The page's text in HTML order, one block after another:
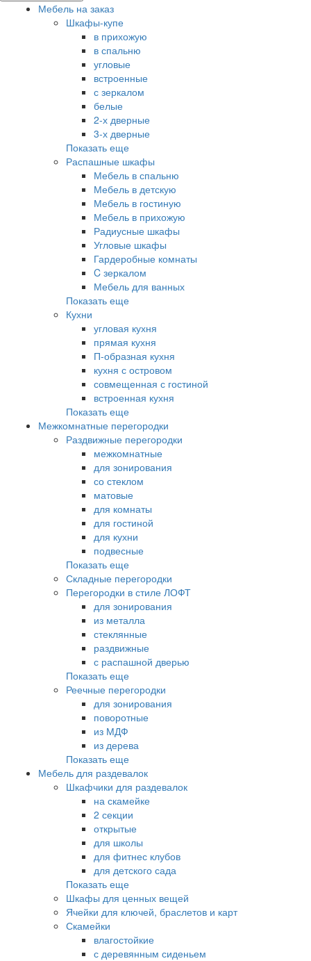
Мебель на заказ
Шкафы-купе
в прихожую
в спальню
угловые
встроенные
с зеркалом
белые
2-х дверные
3-х дверные
Показать еще
Распашные шкафы
Мебель в спальню
Мебель в детскую
Мебель в гостиную
Мебель в прихожую
Радиусные шкафы
Угловые шкафы
Гардеробные комнаты
C зеркалом
Мебель для ванных
Показать еще
Кухни
угловая кухня
прямая кухня
П-образная кухня
кухня с островом
совмещенная с гостиной
встроенная кухня
Показать еще
Межкомнатные перегородки
Раздвижные перегородки
межкомнатные
для зонирования
со стеклом
матовые
для комнаты
для гостиной
для кухни
подвесные
Показать еще
Складные перегородки
Перегородки в стиле ЛОФТ
для зонирования
из металла
стеклянные
раздвижные
с распашной дверью
Показать еще
Реечные перегородки
для зонирования
поворотные
из МДФ
из дерева
Показать еще
Мебель для раздевалок
Шкафчики для раздевалок
на скамейке
2 секции
открытые
для школы
для фитнес клубов
для детского сада
Показать еще
Шкафы для ценных вещей
Ячейки для ключей, браслетов и карт
Скамейки
влагостойкие
с деревянным сиденьем